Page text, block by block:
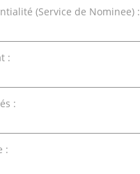
(Service de Nominee) :
:
:
: